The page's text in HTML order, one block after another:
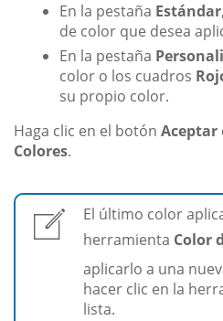
En la pestaña Estándar
de color que desea
En la pestaña
color o los cuadros
su propio color.
Haga clic en el botón Aceptar
Colores.
El último color
herramienta Color
aplicarlo a una
hacer clic en la
lista.